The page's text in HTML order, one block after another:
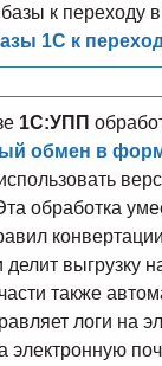
к переходу
1С к
1С:УПП
обмен в
обработка
выгрузку
также
логи на
электронную